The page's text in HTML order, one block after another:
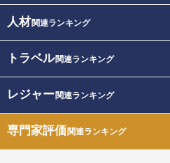
人材関連ランキング
トラベル関連ランキング
レジャー関連ランキング
専門家評価関連ランキング